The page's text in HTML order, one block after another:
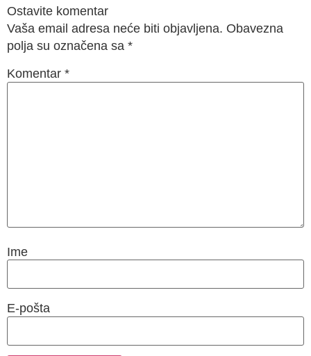
Ostavite komentar
Vaša email adresa neće biti objavljena. Obavezna
polja su označena sa *
Komentar *
Ime
E-pošta